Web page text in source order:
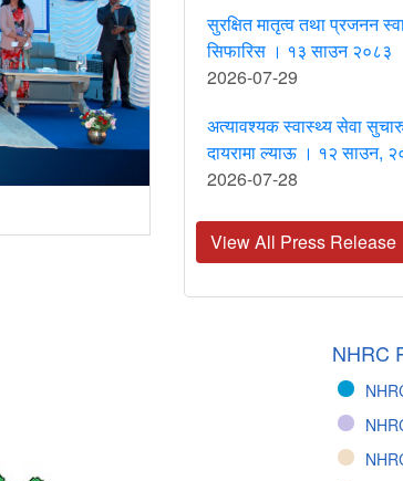
77th International Human
सुरक्षित मातृत्व तथा प्रजनन
सिफारिस । १३ साउन २०८३
2026-07-29
अत्यावश्यक स्वास्थ्य सेवा
दायरामा ल्याऊ । १२ साउन,
2026-07-28
View All Press Release
NHRC